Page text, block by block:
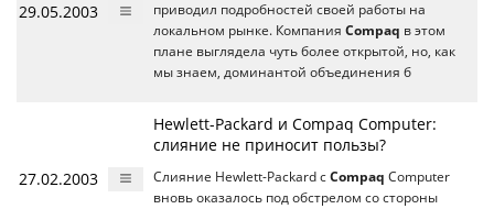
29.05.2003
приводил подробностей своей работы на
локальном рынке. Компания Compaq в этом
плане выглядела чуть более открытой, но, как
мы знаем, доминантой объединения б
27.02.2003
Hewlett-Packard и Compaq Computer:
слияние не приносит пользы?
Слияние Hewlett-Packard с Compaq Computer
вновь оказалось под обстрелом со стороны